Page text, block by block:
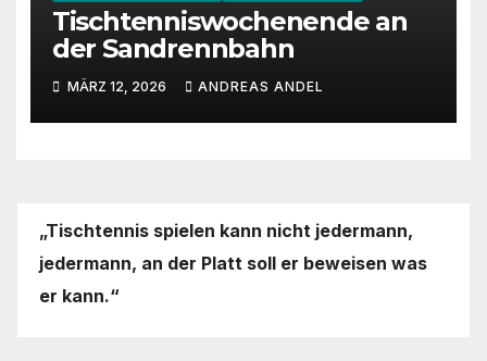
Tischtenniswochenende an
der Sandrennbahn
MÄRZ 12, 2026 ANDREAS ANDEL
„Tischtennis spielen kann nicht jedermann,
jedermann, an der Platt soll er beweisen was
er kann.“